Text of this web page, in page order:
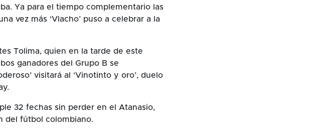
Ya para el tiempo complementario las
vez más ‘Vlacho’ puso a celebrar a la
Tolima, quien en la tarde de este
ganadores del Grupo B se
visitará al ‘Vinotinto y oro’, duelo
32 fechas sin perder en el Atanasio,
del fútbol colombiano.